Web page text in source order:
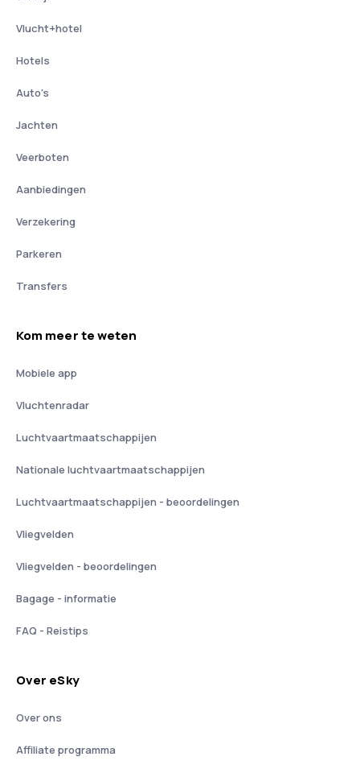
Vlucht+hotel
Hotels
Auto's
Jachten
Veerboten
Aanbiedingen
Verzekering
Parkeren
Transfers
Kom meer te weten
Mobiele app
Vluchtenradar
Luchtvaartmaatschappijen
Nationale luchtvaartmaatschappijen
Luchtvaartmaatschappijen - beoordelingen
Vliegvelden
Vliegvelden - beoordelingen
Bagage - informatie
FAQ - Reistips
Over eSky
Over ons
Affiliate programma